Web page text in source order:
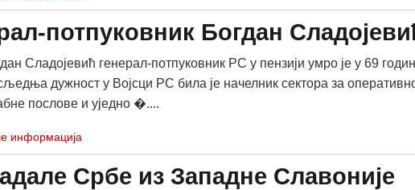
потпуковник Богдан
Сладојевић генерал-потпуковник РС у пензији умро је у 69
дужност у Војсци РС била је начелник сектора за
послове и уједно �....
информација
Србе из Западне Славоније